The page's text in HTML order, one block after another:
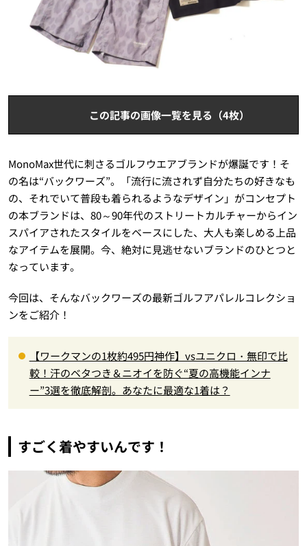
この記事の画像一覧を見る（4枚）
MonoMax世代に刺さるゴルフウエアブランドが爆誕です！そ
の名は“バックワーズ”。「流行に流されず自分たちの好きなも
の、それでいて普段も着られるようなデザイン」がコンセプト
の本ブランドは、80～90年代のストリートカルチャーからイン
スパイアされたスタイルをベースにした、大人も楽しめる上品
なアイテムを展開。今、絶対に見逃せないブランドのひとつと
なっています。
今回は、そんなバックワーズの最新ゴルフアパレルコレクショ
ンをご紹介！
【ワークマンの1枚約495円神作】vsユニクロ・無印で比
較！汗のベタつき＆ニオイを防ぐ“夏の高機能インナ
ー”3選を徹底解剖。あなたに最適な1着は？
すごく着やすいんです！